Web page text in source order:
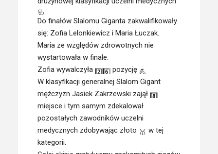
Do finałów Slalomu Giganta zakwalifikowały
się: ZofiaLelonkiewicz i Maria Łuczak.
Maria ze względów zdrowotnych nie
wystartowała w finale.
Zofia wywalczyła
pozycję
W klasyfikacji generalnej Slalom Gigant
mężczyzn Jasiek Zakrzewski zajął
miejsce i tym samym zdekalował
pozostałych zawodników uczelni
medycznych zdobywając złoto
w tej
kategorii.